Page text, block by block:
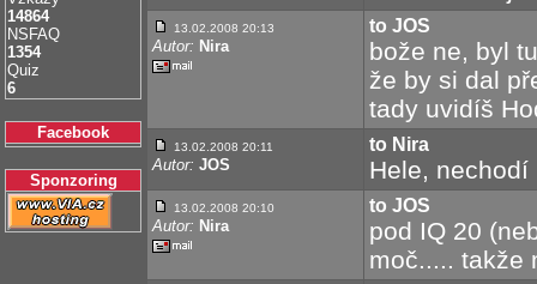
14864
NSFAQ
1354
Quiz
6
Facebook
Sponzoring
13.02.2008 20:13
Autor: Nira
to JOS
bože ne, byl
že by si dal
tady uvidíš
13.02.2008 20:11
Autor: JOS
to Nira
Hele,
13.02.2008 20:10
Autor: Nira
to JOS
pod IQ 20
moč..... takže